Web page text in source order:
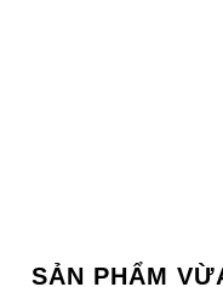
SẢN PHẨM